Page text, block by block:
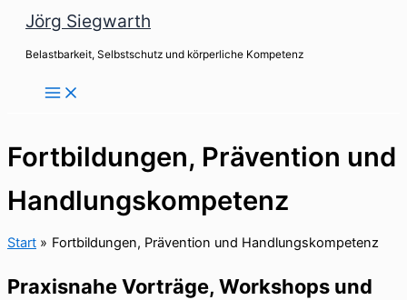
Zum
springen
Jörg Siegwarth
Belastbarkeit, Selbstschutz und körperliche Kompetenz
Fortbildungen, Prävention und
Handlungskompetenz
Start Fortbildungen, Prävention und Handlungskompetenz
Praxisnahe Vorträge, Workshops und